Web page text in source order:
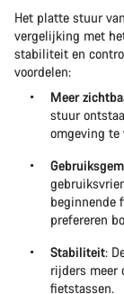
Het platte stuur
vergelijking met
stabiliteit en
voordelen:
Meer
stuur
omgeving
beginnende
prefereren
Stabiliteit:
rijders meer
fietstassen.